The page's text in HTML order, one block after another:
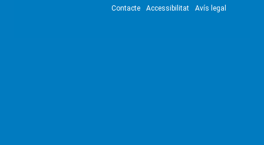
Contacte Accessibilitat Avís legal